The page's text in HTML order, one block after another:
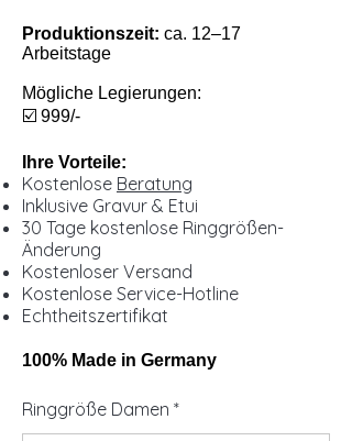
Produktionszeit: ca. 12–17
Arbeitstage
Mögliche Legierungen:
☑️ 999/-
Ihre Vorteile:
Kostenlose Beratung
Inklusive Gravur & Etui
30 Tage kostenlose Ringgrößen-
Änderung
Kostenloser Versand
Kostenlose Service-Hotline
Echtheitszertifikat
100% Made in Germany
Ringgröße Damen